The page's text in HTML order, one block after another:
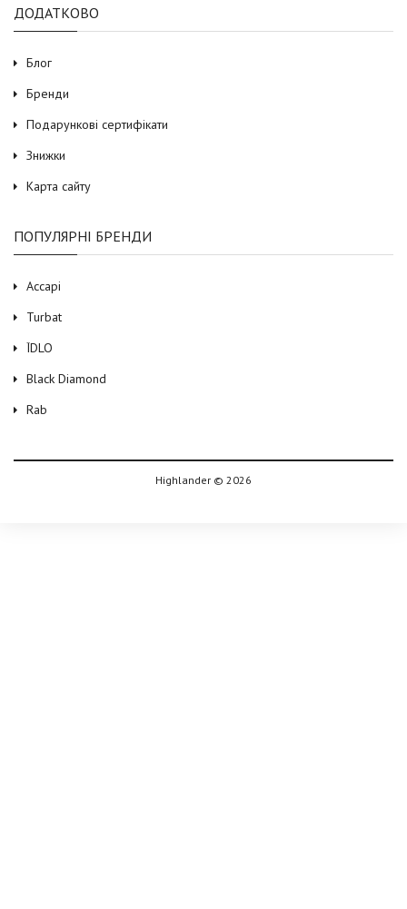
ДОДАТКОВО
Блог
Бренди
Подарункові сертифікати
Знижки
Карта сайту
ПОПУЛЯРНІ БРЕНДИ
Accapi
Turbat
ЇDLO
Black Diamond
Rab
Highlander © 2026